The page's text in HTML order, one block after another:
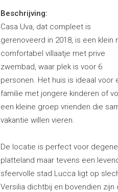
Beschrijving:
Casa Uva, dat compleet is
gerenoveerd in 2018, is een klein
comfortabel villaatje met prive
zwembad, waar plek is voor 6
personen. Het huis is ideaal voor
familie met jongere kinderen of
een kleine groep vrienden die
vakantie willen vieren.
De locatie is perfect voor
platteland maar tevens een
sfeervolle stad Lucca ligt op
Versilia dichtbij en bovendien